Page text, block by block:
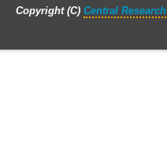
Copyright (C) Central